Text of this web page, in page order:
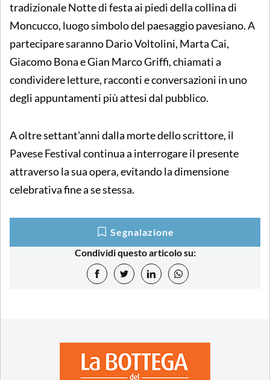
tradizionale Notte di festa ai piedi della collina di
Moncucco, luogo simbolo del paesaggio pavesiano. A
partecipare saranno Dario Voltolini, Marta Cai,
Giacomo Bona e Gian Marco Griffi, chiamati a
condividere letture, racconti e conversazioni in uno
degli appuntamenti più attesi dal pubblico.
A oltre settant'anni dalla morte dello scrittore, il
Pavese Festival continua a interrogare il presente
attraverso la sua opera, evitando la dimensione
celebrativa fine a se stessa.
Segnalazione
Condividi questo articolo su: